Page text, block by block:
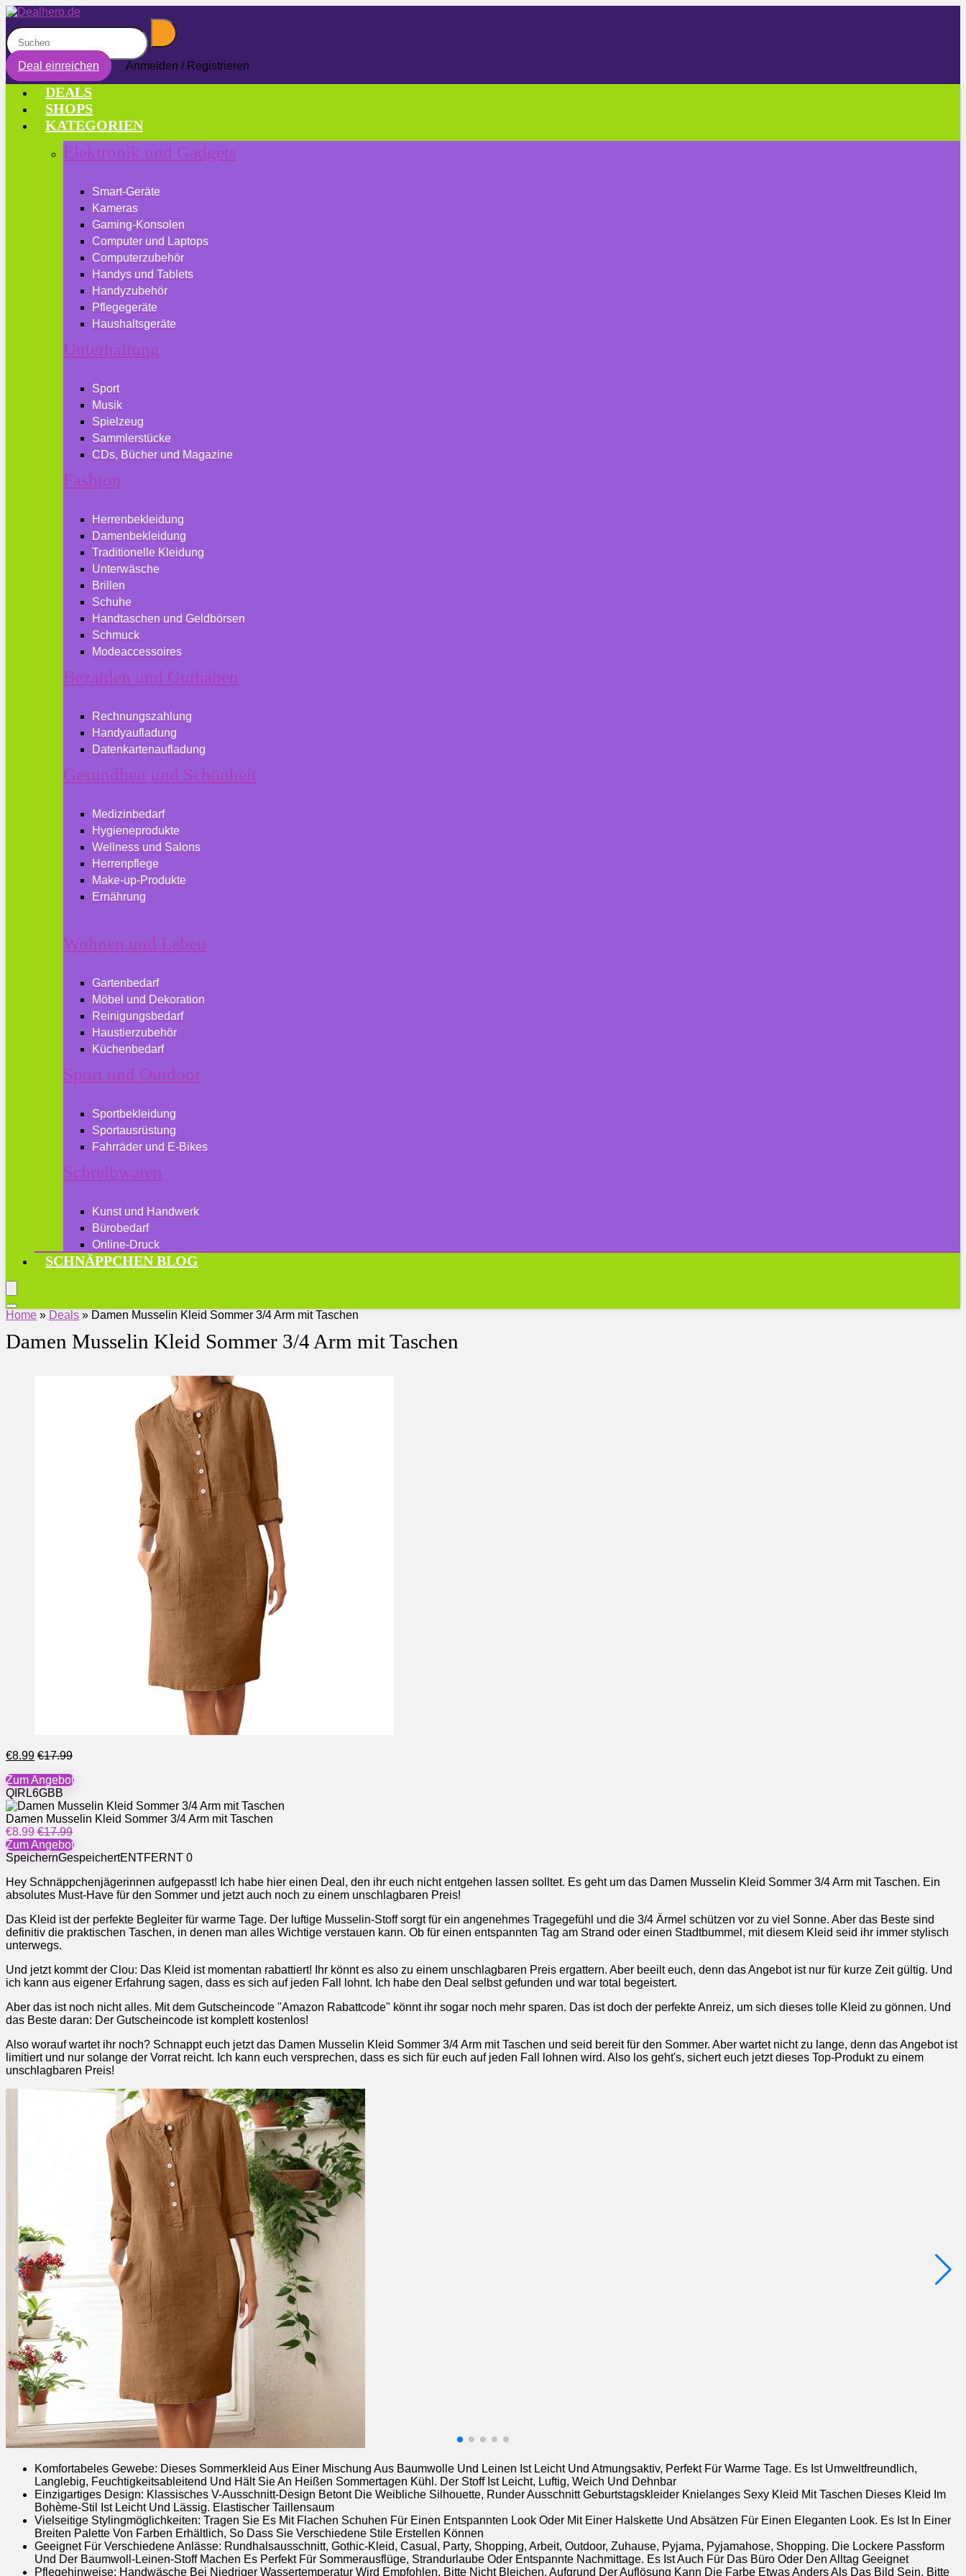
Deal einreichen Anmelden / Registrieren
DEALS
SHOPS
KATEGORIEN
Elektronik und Gadgets
Smart-Geräte
Kameras
Gaming-Konsolen
Computer und Laptops
Computerzubehör
Handys und Tablets
Handyzubehör
Pflegegeräte
Haushaltsgeräte
Unterhaltung
Sport
Musik
Spielzeug
Sammlerstücke
CDs, Bücher und Magazine
Fashion
Herrenbekleidung
Damenbekleidung
Traditionelle Kleidung
Unterwäsche
Brillen
Schuhe
Handtaschen und Geldbörsen
Schmuck
Modeaccessoires
Bezahlen und Guthaben
Rechnungszahlung
Handyaufladung
Datenkartenaufladung
Gesundheit und Schönheit
Medizinbedarf
Hygieneprodukte
Wellness und Salons
Herrenpflege
Make-up-Produkte
Ernährung
Wohnen und Leben
Gartenbedarf
Möbel und Dekoration
Reinigungsbedarf
Haustierzubehör
Küchenbedarf
Sport und Outdoor
Sportbekleidung
Sportausrüstung
Fahrräder und E-Bikes
Schreibwaren
Kunst und Handwerk
Bürobedarf
Online-Druck
SCHNÄPPCHEN BLOG
Home » Deals » Damen Musselin Kleid Sommer 3/4 Arm mit Taschen
Damen Musselin Kleid Sommer 3/4 Arm mit Taschen
€8.99 €17.99
Zum Angebot
QIRL6GBB
Damen Musselin Kleid Sommer 3/4 Arm mit Taschen
€8.99 €17.99
Zum Angebot
SpeichernGespeichertENTFERNT 0
Hey Schnäppchenjägerinnen aufgepasst! Ich habe hier einen Deal, den ihr euch nicht entgehen lassen solltet. Es geht um das Damen Musselin Kleid Sommer 3/4 Arm mit Taschen. Ein
absolutes Must-Have für den Sommer und jetzt auch noch zu einem unschlagbaren Preis!
Das Kleid ist der perfekte Begleiter für warme Tage. Der luftige Musselin-Stoff sorgt für ein angenehmes Tragegefühl und die 3/4 Ärmel schützen vor zu viel Sonne. Aber das Beste sind
definitiv die praktischen Taschen, in denen man alles Wichtige verstauen kann. Ob für einen entspannten Tag am Strand oder einen Stadtbummel, mit diesem Kleid seid ihr immer stylisch
unterwegs.
Und jetzt kommt der Clou: Das Kleid ist momentan rabattiert! Ihr könnt es also zu einem unschlagbaren Preis ergattern. Aber beeilt euch, denn das Angebot ist nur für kurze Zeit gültig. Und
ich kann aus eigener Erfahrung sagen, dass es sich auf jeden Fall lohnt. Ich habe den Deal selbst gefunden und war total begeistert.
Aber das ist noch nicht alles. Mit dem Gutscheincode "Amazon Rabattcode" könnt ihr sogar noch mehr sparen. Das ist doch der perfekte Anreiz, um sich dieses tolle Kleid zu gönnen. Und
das Beste daran: Der Gutscheincode ist komplett kostenlos!
Also worauf wartet ihr noch? Schnappt euch jetzt das Damen Musselin Kleid Sommer 3/4 Arm mit Taschen und seid bereit für den Sommer. Aber wartet nicht zu lange, denn das Angebot ist
limitiert und nur solange der Vorrat reicht. Ich kann euch versprechen, dass es sich für euch auf jeden Fall lohnen wird. Also los geht's, sichert euch jetzt dieses Top-Produkt zu einem
unschlagbaren Preis!
Komfortabeles Gewebe: Dieses Sommerkleid Aus Einer Mischung Aus Baumwolle Und Leinen Ist Leicht Und Atmungsaktiv, Perfekt Für Warme Tage. Es Ist Umweltfreundlich,
Langlebig, Feuchtigkeitsableitend Und Hält Sie An Heißen Sommertagen Kühl. Der Stoff Ist Leicht, Luftig, Weich Und Dehnbar
Einzigartiges Design: Klassisches V-Ausschnitt-Design Betont Die Weibliche Silhouette, Runder Ausschnitt Geburtstagskleider Knielanges Sexy Kleid Mit Taschen Dieses Kleid Im
Bohème-Stil Ist Leicht Und Lässig. Elastischer Taillensaum
Vielseitige Stylingmöglichkeiten: Tragen Sie Es Mit Flachen Schuhen Für Einen Entspannten Look Oder Mit Einer Halskette Und Absätzen Für Einen Eleganten Look. Es Ist In Einer
Breiten Palette Von Farben Erhältlich, So Dass Sie Verschiedene Stile Erstellen Können
Geeignet Für Verschiedene Anlässe: Rundhalsausschnitt, Gothic-Kleid, Casual, Party, Shopping, Arbeit, Outdoor, Zuhause, Pyjama, Pyjamahose, Shopping. Die Lockere Passform
Und Der Baumwoll-Leinen-Stoff Machen Es Perfekt Für Sommerausflüge, Strandurlaube Oder Entspannte Nachmittage. Es Ist Auch Für Das Büro Oder Den Alltag Geeignet
Pflegehinweise: Handwäsche Bei Niedriger Wassertemperatur Wird Empfohlen, Bitte Nicht Bleichen. Aufgrund Der Auflösung Kann Die Farbe Etwas Anders Als Das Bild Sein. Bitte